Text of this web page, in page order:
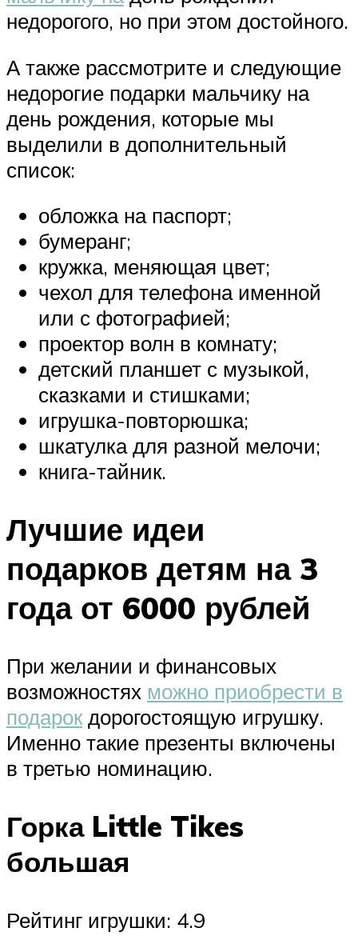
недорогого, но при этом достойного.
А также рассмотрите и следующие
недорогие подарки мальчику на
день рождения, которые мы
выделили в дополнительный
список:
обложка на паспорт;
бумеранг;
кружка, меняющая цвет;
чехол для телефона именной
или с фотографией;
проектор волн в комнату;
детский планшет с музыкой,
сказками и стишками;
игрушка-повторюшка;
шкатулка для разной мелочи;
книга-тайник.
Лучшие идеи
подарков детям на 3
года от 6000 рублей
При желании и финансовых
возможностях можно приобрести в
подарок дорогостоящую игрушку.
Именно такие презенты включены
в третью номинацию.
Горка Little Tikes
большая
Рейтинг игрушки: 4.9